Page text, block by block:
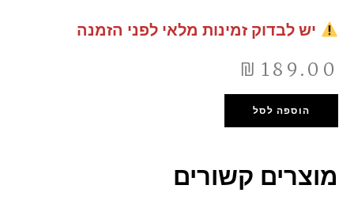
יש לבדוק זמינות מלאי לפני הזמנה
₪ 189.00
הוספה לסל
מוצרים קשורים